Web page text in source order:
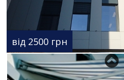
від 2500 грн